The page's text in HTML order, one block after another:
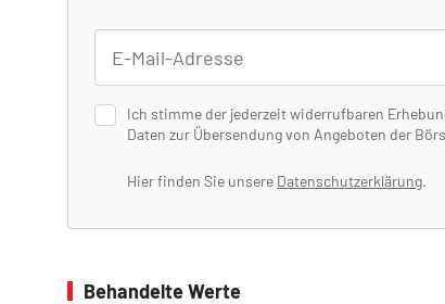
Ich stimme der jederzeit widerrufbaren
Daten zur Übersendung von Angeboten der
Hier finden Sie unsere Datenschutzerklärung.
Behandelte Werte